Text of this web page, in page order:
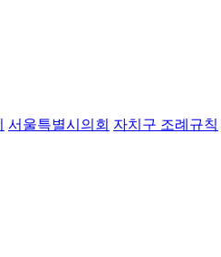
서울특별시의회 자치구 조례규칙